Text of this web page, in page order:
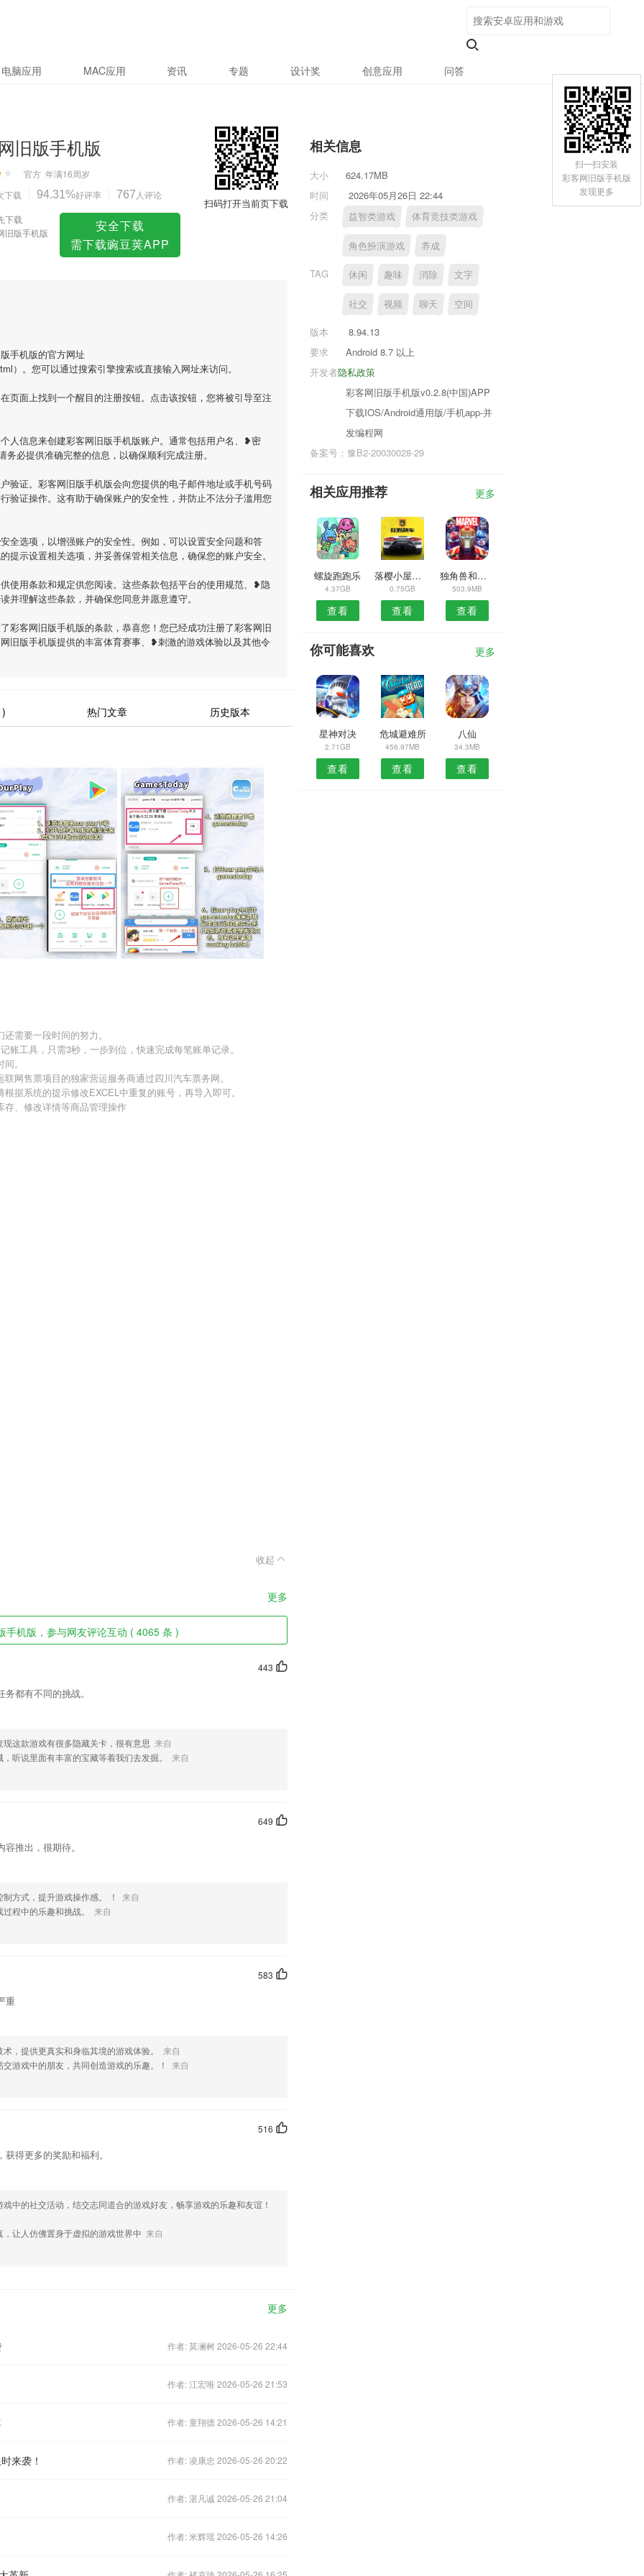
电脑应用 MAC应用 资讯 专题 设计奖 创意应用 问答
旧版手机版
官方 年满16周岁
下载 94.31%好评率 767 人评论
下载
旧版手机版
安全下载
需下载豌豆荚APP
扫码打开当前页下载
手机版的官方网址
）。您可以通过搜索引擎搜索或直接输入网址来访问。
页面上找到一个醒目的注册按钮。点击该按钮，您将被引导至注
人信息来创建彩客网旧版手机版账户。通常包括用户名、❥密
必提供准确完整的信息，以确保顺利完成注册。
验证。彩客网旧版手机版会向您提供的电子邮件地址或手机号码
验证操作。这有助于确保账户的安全性，并防止不法分子滥用您
全选项，以增强账户的安全性。例如，可以设置安全问题和答
提示设置相关选项，并妥善保管相关信息，确保您的账户安全。
使用条款和规定供您阅读。这些条款包括平台的使用规范、❥隐
并理解这些条款，并确保您同意并愿意遵守。
彩客网旧版手机版的条款，恭喜您！您已经成功注册了彩客网旧
旧版手机版提供的丰富体育赛事、❥刺激的游戏体验以及其他令
热门文章 历史版本
需要一段时间的努力。
账工具，只需3秒，一步到位，快速完成每笔账单记录。
。
网售票项目的独家营运服务商通过四川汽车票务网。
据系统的提示修改EXCEL中重复的账号，再导入即可。
存、修改详情等商品管理操作
收起
更多
手机版，参与网友评论互动 ( 4065 条 )
443
都有不同的挑战。
现这款游戏有很多隐藏关卡，很有意思 来自
听说里面有丰富的宝藏等着我们去发掘。
来自
649
推出，很期待。
方式，提升游戏操作感。 ！
来自
程中的乐趣和挑战。
来自
583
重
，提供更真实和身临其境的游戏体验。
来自
游戏中的朋友，共同创造游戏的乐趣。！
来自
516
得更多的奖励和福利。
戏中的社交活动，结交志同道合的游戏好友，畅享游戏的乐趣和友谊！
，让人仿佛置身于虚拟的游戏世界中 来自
更多
作者: 莫澜树 2026-05-26 22:44
作者: 江宏唯 2026-05-26 21:53
作者: 童翔德 2026-05-26 14:21
来袭！ 作者: 凌康忠 2026-05-26 20:22
作者: 湛凡诚 2026-05-26 21:04
作者: 米辉瑶 2026-05-26 14:26
相关信息
大小
624.17MB
时间
2026年05月26日 22:44
分类
益智类游戏 体育竞技类游戏
角色扮演游戏 养成
TAG 休闲 趣味 消除 文字
社交 视频 聊天 空间
版本
8.94.13
要求
Android 8.7 以上
隐私政策
开发者
彩客网旧版手机版v0.2.8(中国)APP
下载IOS/Android通用版/手机app-并
发编程网
备案号：豫B2-20030028-29
相关应用推荐 更多
螺旋跑跑乐
4.37GB
查看
落樱小屋正版
0.75GB
查看
独角兽和朋友的彩书
503.9MB
查看
你可能喜欢 更多
星神对决
2.71GB
查看
危城避难所
456.97MB
查看
八仙
34.3MB
查看
扫一扫安装
彩客网旧版手机版
发现更多